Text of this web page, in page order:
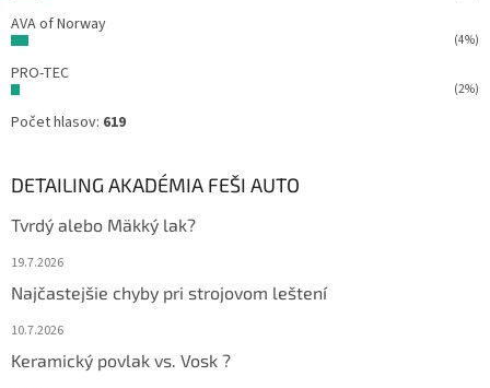
AVA of Norway
(4%)
PRO-TEC
(2%)
Počet hlasov: 619
DETAILING AKADÉMIA FEŠI AUTO
Tvrdý alebo Mäkký lak?
19.7.2026
Najčastejšie chyby pri strojovom leštení
10.7.2026
Keramický povlak vs. Vosk ?